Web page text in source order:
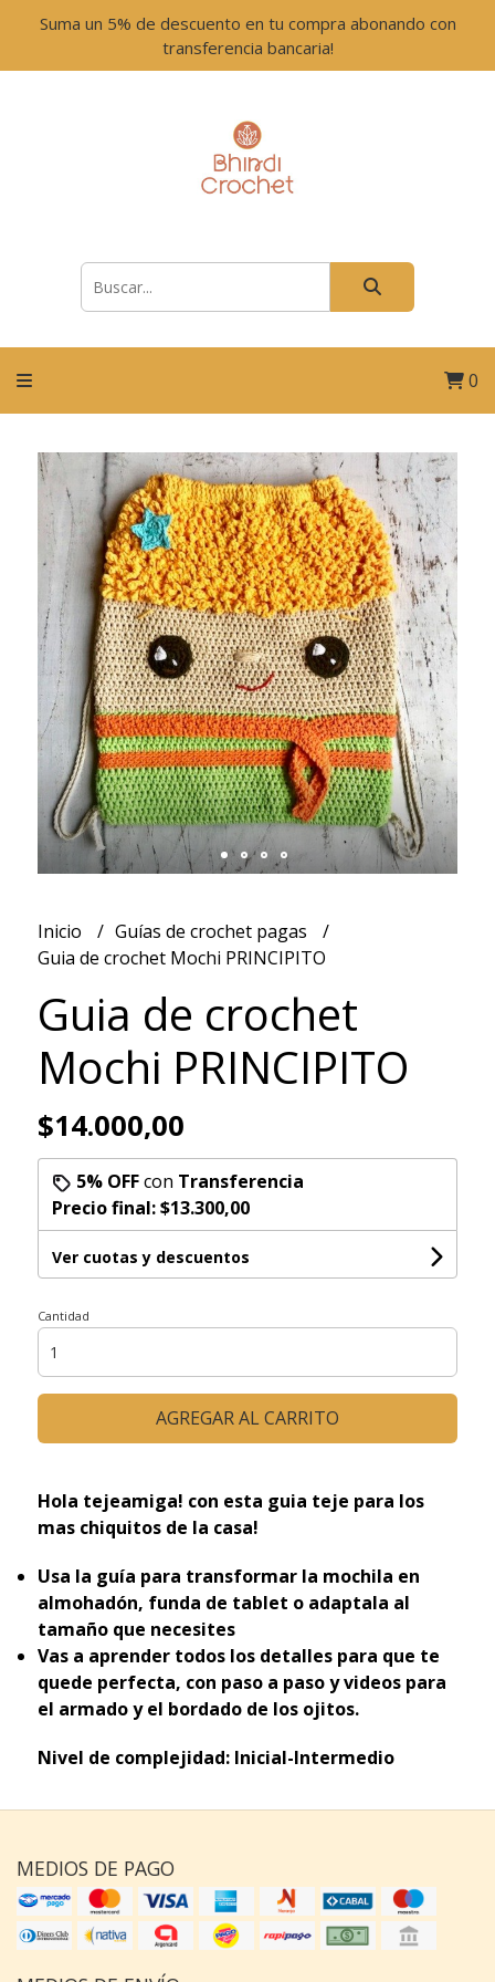
Suma un 5% de descuento en tu compra abonando con
transferencia bancaria!
0
Inicio
Guías de crochet pagas
Guia de crochet Mochi PRINCIPITO
Guia de crochet
Mochi PRINCIPITO
$14.000,00
5% OFFcon Transferencia
Precio final:$13.300,00
Ver cuotas y descuentos
Cantidad
AGREGAR AL CARRITO
Hola tejeamiga! con esta guia teje para los
mas chiquitos de la casa!
Usa la guía para transformar la mochila en
almohadón, funda de tablet o adaptala al
tamaño que necesites
Vas a aprender todos los detalles para que te
quede perfecta, con paso a paso y videos para
el armado y el bordado de los ojitos.
Nivel de complejidad: Inicial-Intermedio
MEDIOS DE PAGO